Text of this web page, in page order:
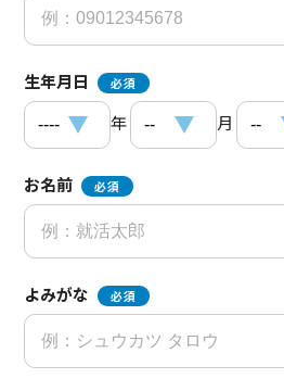
生年月日 必須
年 月
お名前 必須
よみがな 必須